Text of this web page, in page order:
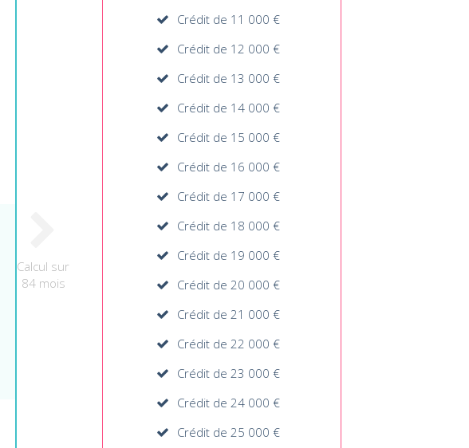
Calcul sur
84 mois
Crédit de 11 000 €
Crédit de 12 000 €
Crédit de 13 000 €
Crédit de 14 000 €
Crédit de 15 000 €
Crédit de 16 000 €
Crédit de 17 000 €
Crédit de 18 000 €
Crédit de 19 000 €
Crédit de 20 000 €
Crédit de 21 000 €
Crédit de 22 000 €
Crédit de 23 000 €
Crédit de 24 000 €
Crédit de 25 000 €